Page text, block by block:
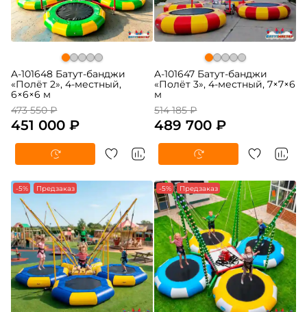
A-101648 Батут-банджи
«Полёт 2», 4-местный,
6×6×6 м
473 550 ₽
451 000 ₽
A-101647 Батут-банджи
«Полёт 3», 4-местный, 7×7×6
м
514 185 ₽
489 700 ₽
-5% Предзаказ -5% Предзаказ